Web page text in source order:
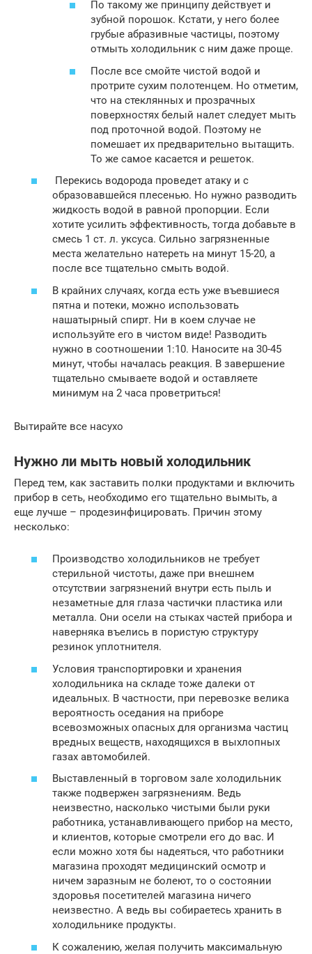
По такому же принципу действует и
зубной порошок. Кстати, у него более
грубые абразивные частицы, поэтому
отмыть холодильник с ним даже проще.
После все смойте чистой водой и
протрите сухим полотенцем. Но отметим,
что на стеклянных и прозрачных
поверхностях белый налет следует мыть
под проточной водой. Поэтому не
помешает их предварительно вытащить.
То же самое касается и решеток.
Перекись водорода проведет атаку и с
образовавшейся плесенью. Но нужно разводить
жидкость водой в равной пропорции. Если
хотите усилить эффективность, тогда добавьте в
смесь 1 ст. л. уксуса. Сильно загрязненные
места желательно натереть на минут 15-20, а
после все тщательно смыть водой.
В крайних случаях, когда есть уже въевшиеся
пятна и потеки, можно использовать
нашатырный спирт. Ни в коем случае не
используйте его в чистом виде! Разводить
нужно в соотношении 1:10. Наносите на 30-45
минут, чтобы началась реакция. В завершение
тщательно смываете водой и оставляете
минимум на 2 часа проветриться!
Вытирайте все насухо
Нужно ли мыть новый холодильник
Перед тем, как заставить полки продуктами и включить
прибор в сеть, необходимо его тщательно вымыть, а
еще лучше – продезинфицировать. Причин этому
несколько:
Производство холодильников не требует
стерильной чистоты, даже при внешнем
отсутствии загрязнений внутри есть пыль и
незаметные для глаза частички пластика или
металла. Они осели на стыках частей прибора и
наверняка въелись в пористую структуру
резинок уплотнителя.
Условия транспортировки и хранения
холодильника на складе тоже далеки от
идеальных. В частности, при перевозке велика
вероятность оседания на приборе
всевозможных опасных для организма частиц
вредных веществ, находящихся в выхлопных
газах автомобилей.
Выставленный в торговом зале холодильник
также подвержен загрязнениям. Ведь
неизвестно, насколько чистыми были руки
работника, устанавливающего прибор на место,
и клиентов, которые смотрели его до вас. И
если можно хотя бы надеяться, что работники
магазина проходят медицинский осмотр и
ничем заразным не болеют, то о состоянии
здоровья посетителей магазина ничего
неизвестно. А ведь вы собираетесь хранить в
холодильнике продукты.
К сожалению, желая получить максимальную